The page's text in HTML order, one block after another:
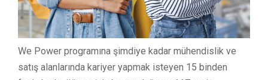
We Power programına şimdiye kadar mühendislik ve
satış alanlarında kariyer yapmak isteyen 15 binden